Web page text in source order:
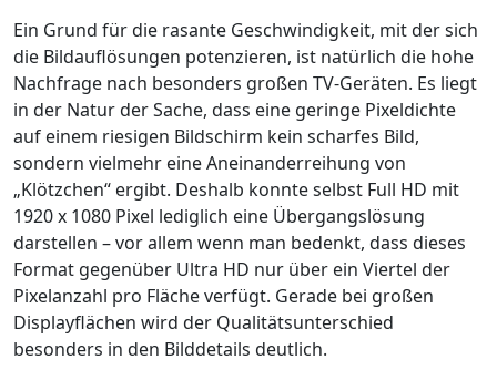
Ein Grund für die rasante Geschwindigkeit, mit der sich
die Bildauflösungen potenzieren, ist natürlich die hohe
Nachfrage nach besonders großen TV-Geräten. Es liegt
in der Natur der Sache, dass eine geringe Pixeldichte
auf einem riesigen Bildschirm kein scharfes Bild,
sondern vielmehr eine Aneinanderreihung von
„Klötzchen“ ergibt. Deshalb konnte selbst Full HD mit
1920 x 1080 Pixel lediglich eine Übergangslösung
darstellen – vor allem wenn man bedenkt, dass dieses
Format gegenüber Ultra HD nur über ein Viertel der
Pixelanzahl pro Fläche verfügt. Gerade bei großen
Displayflächen wird der Qualitätsunterschied
besonders in den Bilddetails deutlich.